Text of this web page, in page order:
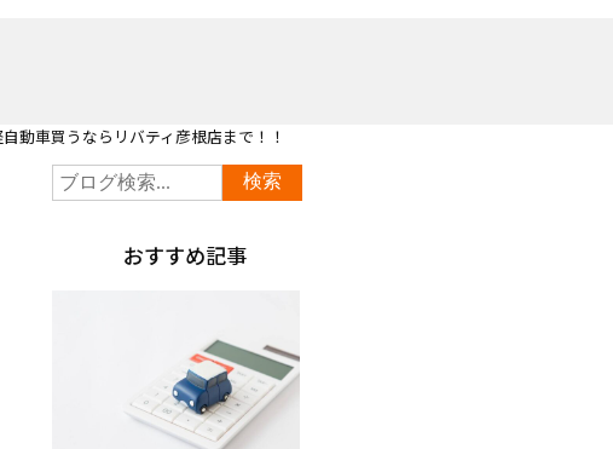
動車買うならリバティ彦根店まで！！
おすすめ記事